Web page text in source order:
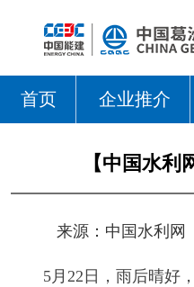
首页 企业推介
【中国水利
来源： 中国水利网
5月22日，雨后晴好